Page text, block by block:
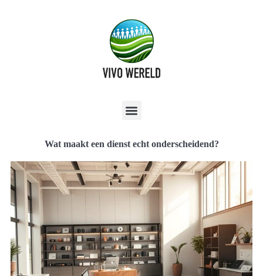
Wat maakt een dienst echt onderscheidend?